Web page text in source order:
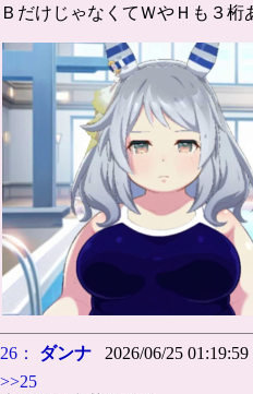
ＢだけじゃなくてＷやＨも３桁
26： ダンナ 2026/06/25 01:19:59
>>25